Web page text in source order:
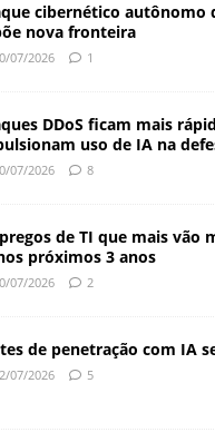
cibernético autônomo
nova fronteira
07/2026 1
DDoS ficam mais
uso de IA na
07/2026 8
de TI que mais vão
próximos 3 anos
07/2026 2
de penetração com IA
07/2026 5